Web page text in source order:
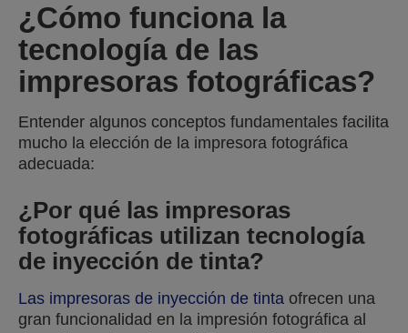
¿Cómo funciona la
tecnología de las
impresoras fotográficas?
Entender algunos conceptos fundamentales facilita
mucho la elección de la impresora fotográfica
adecuada:
¿Por qué las impresoras
fotográficas utilizan tecnología
de inyección de tinta?
Las impresoras de inyección de tinta ofrecen una
gran funcionalidad en la impresión fotográfica al